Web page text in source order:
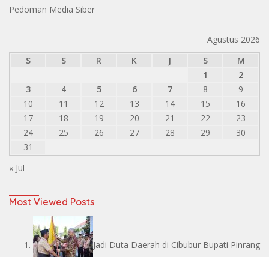
Pedoman Media Siber
Agustus 2026
S
S R K J S
M
1
2
3
4 5 6 7 8
9
10
11 12 13 14 15
16
17
18 19 20 21 22
23
24
25 26 27 28 29
30
31
« Jul
Most Viewed Posts
Jadi Duta Daerah di Cibubur Bupati Pinrang